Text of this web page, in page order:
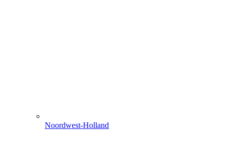
Noordwest-Holland